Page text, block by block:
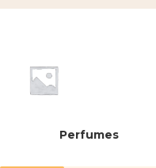
Perfumes